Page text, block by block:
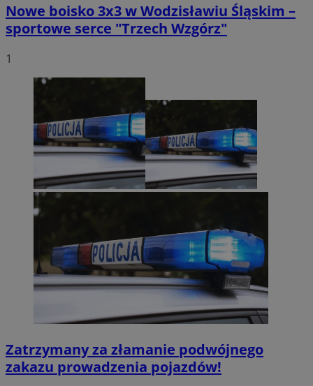
Nowe boisko 3x3 w Wodzisławiu Śląskim –
sportowe serce "Trzech Wzgórz"
1
Zatrzymany za złamanie podwójnego
zakazu prowadzenia pojazdów!